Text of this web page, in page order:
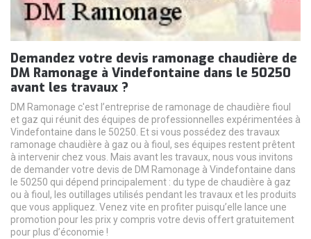
Demandez votre devis ramonage chaudière de
DM Ramonage à Vindefontaine dans le 50250
avant les travaux ?
DM Ramonage c'est l’entreprise de ramonage de chaudière fioul
et gaz qui réunit des équipes de professionnelles expérimentées à
Vindefontaine dans le 50250. Et si vous possédez des travaux
ramonage chaudière à gaz ou à fioul, ses équipes restent prêtent
à intervenir chez vous. Mais avant les travaux, nous vous invitons
de demander votre devis de DM Ramonage à Vindefontaine dans
le 50250 qui dépend principalement : du type de chaudière à gaz
ou à fioul, les outillages utilisés pendant les travaux et les produits
que vous appliquez. Venez vite en profiter puisqu’elle lance une
promotion pour les prix y compris votre devis offert gratuitement
pour plus d’économie !